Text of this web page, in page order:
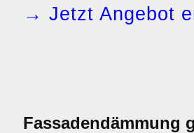
→ Jetzt Angebot
Fassadendämmung